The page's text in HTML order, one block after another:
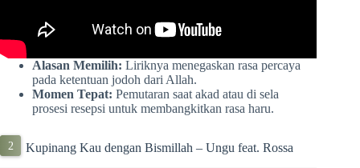
Alasan Memilih: Liriknya menegaskan rasa percaya
pada ketentuan jodoh dari Allah.
Momen Tepat: Pemutaran saat akad atau di sela
prosesi resepsi untuk membangkitkan rasa haru.
Kupinang Kau dengan Bismillah – Ungu feat. Rossa